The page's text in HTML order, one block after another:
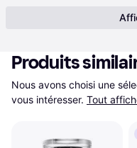
Produits
Nous avons choisi une
vous intéresser. Tout